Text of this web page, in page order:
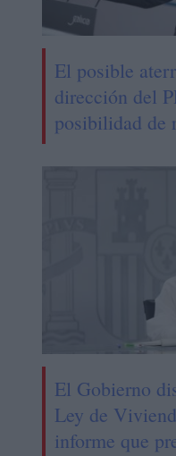
El posible
dirección del
posibilidad de
El Gobierno
Ley de
informe que